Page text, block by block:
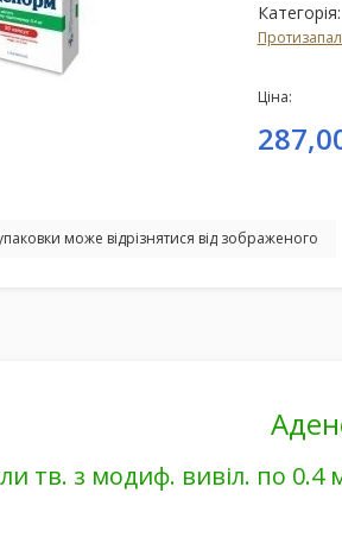
Категорія:
Ціна:
може відрізнятися від зображеного
тв. з модиф. вивіл. по 0.4